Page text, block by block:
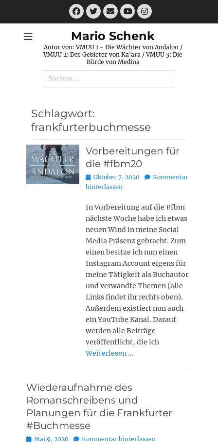
Facebook
Twitter
E-
MailYouTube
Instagram
Mario Schenk
Autor von: VMUU 1 - Die Wächter von Andalon /
VMUU 2: Der Gebieter von Ka'ara / VMUU 3: Die
Bürde von Medina
Suchen
nach:
Schlagwort:
frankfurterbuchmesse
Vorbereitungen für
die #fbm20
Posted
on
Oktober 7, 2020
Kommentar
hinterlassen
In Vorbereitung auf die #fbm
nächste Woche habe ich etwas
neuen Wind in meine Social
Media Präsenz gebracht. Zum
einen besitze ich nun einen
Instagram Account eigens für
meine Tätigkeit als Buchautor
und verwandte Themen (alle
Links findet ihr rechts oben).
Außerdem existiert nun auch
ein YouTube Kanal. Darauf
werden alle Beiträge
veröffentlicht, die ich
Weiterlesen …
Wiederaufnahme des
Romanschreibens und
Planungen für die Frankfurter
#Buchmesse
Posted
Mai 9, 2020 Kommentar hinterlassen